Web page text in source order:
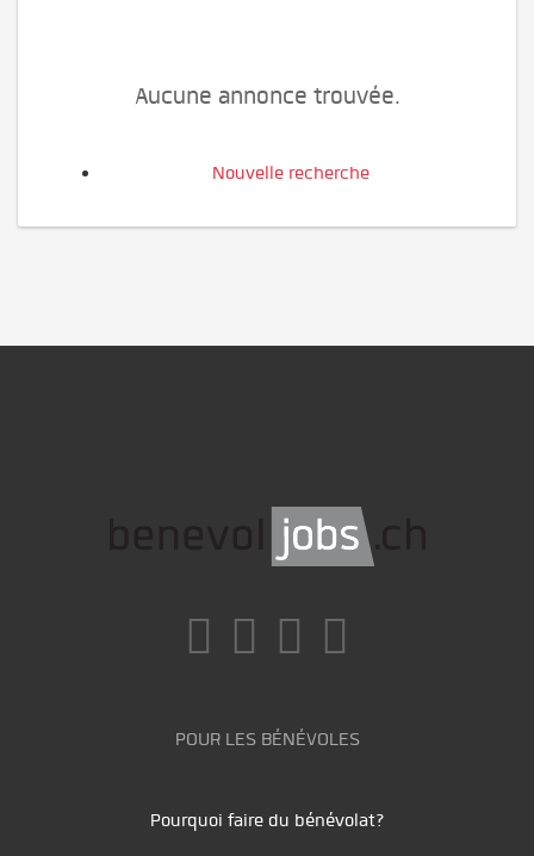
Aucune annonce trouvée.
Nouvelle recherche
POUR LES BÉNÉVOLES
Pourquoi faire du bénévolat?